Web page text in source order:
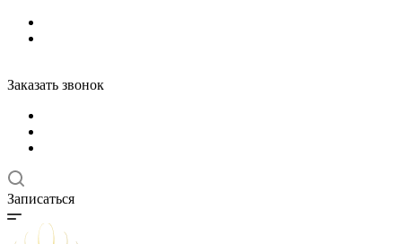
Заказать звонок
Записаться